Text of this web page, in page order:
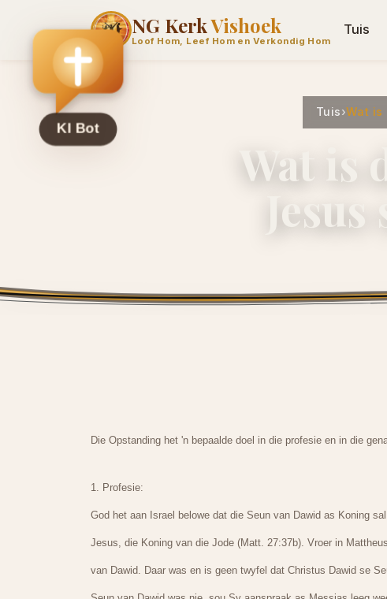
NG KerkVishoek
Loof Hom, Leef Hom en Verkondig Hom
Tuis
Tuis›Wat
Wat is
Die Opstanding het 'n bepaalde doel in die profesie en in die
1. Profesie:
God het aan Israel belowe dat die Seun van Dawid as Koning
Jesus, die Koning van die Jode (Matt. 27:37b). Vroer in
van Dawid. Daar was en is geen twyfel dat Christus Dawid se